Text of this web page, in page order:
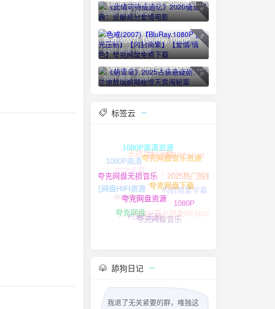
4
《此情可待成追忆》2020俄语经典：豆瓣高分爱情电影
5562 阅读 - 09/20
5
色戒(2007)【BluRay.1080P 蓝光压制】【内封简繁】【爱情/情色】夸克网盘免费下载
5451 阅读 - 06/06
6
《朝雪录》2025古装悬疑剧：李兰迪敖瑞鹏揭秘惊天宫闱秘案
5001 阅读 - 10/07
标签云
夸克网盘无损音乐
夸克网盘资源
夸克网盘下载
夸克网盘音乐资源
1080P高清资源
1080P高清
夸克网盘HIFI资源
夸克网盘
夸克网盘音乐
1080P
2025热门短剧
蓝光原盘REMUX
无损音乐下载
中文字幕
4K HDR
FLAC无损
1080P蓝光原盘REMUX
内封简繁字幕
夸克网盘无损音源
舔狗日记
我退了无关紧要的群，唯独这